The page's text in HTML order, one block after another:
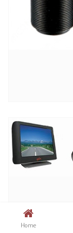
Home